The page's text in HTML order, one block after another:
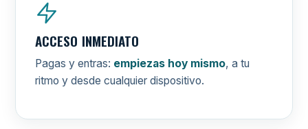
ACCESO INMEDIATO
Pagas y entras: empiezas hoy mismo, a tu
ritmo y desde cualquier dispositivo.